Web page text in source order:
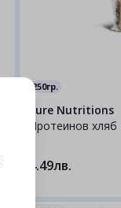
250гр.
Pure Nutritions
Протеинов
4.49лв.